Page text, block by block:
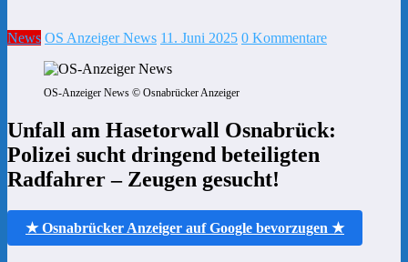
News OS Anzeiger News 11. Juni 2025 0 Kommentare
OS-Anzeiger News © Osnabrücker Anzeiger
Unfall am Hasetorwall Osnabrück:
Polizei sucht dringend beteiligten
Radfahrer – Zeugen gesucht!
★ Osnabrücker Anzeiger auf Google bevorzugen ★